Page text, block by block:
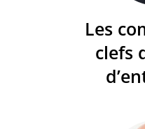
Les
clefs